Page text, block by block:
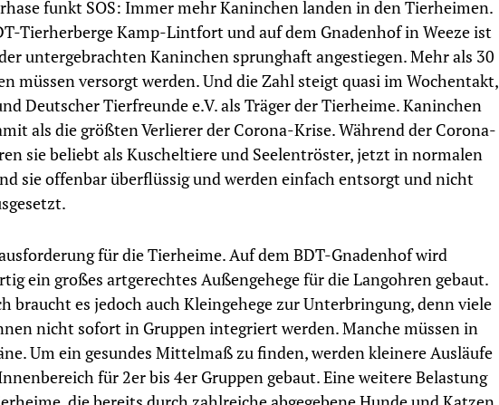
funkt SOS: Immer mehr Kaninchen landen in den Tierheimen.
Tierherberge Kamp-Lintfort und auf dem Gnadenhof in Weeze ist
untergebrachten Kaninchen sprunghaft angestiegen. Mehr als 30
müssen versorgt werden. Und die Zahl steigt quasi im Wochentakt,
Deutscher Tierfreunde e.V. als Träger der Tierheime. Kaninchen
als die größten Verlierer der Corona-Krise. Während der Corona-
sie beliebt als Kuscheltiere und Seelentröster, jetzt in normalen
sie offenbar überflüssig und werden einfach entsorgt und nicht
für die Tierheime. Auf dem BDT-Gnadenhof wird
ein großes artgerechtes Außengehege für die Langohren gebaut.
braucht es jedoch auch Kleingehege zur Unterbringung, denn viele
nicht sofort in Gruppen integriert werden. Manche müssen in
Um ein gesundes Mittelmaß zu finden, werden kleinere Ausläufe
für 2er bis 4er Gruppen gebaut. Eine weitere Belastung